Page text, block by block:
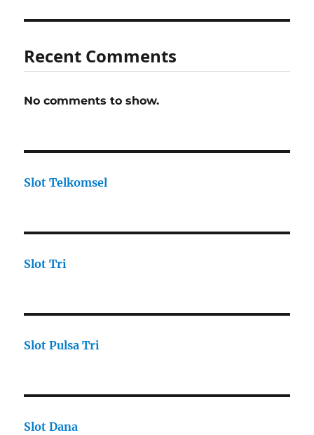
Recent Comments
No comments to show.
Slot Telkomsel
Slot Tri
Slot Pulsa Tri
Slot Dana